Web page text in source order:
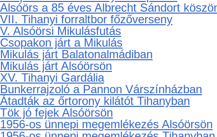
Advent negyedik gyertyája Alsóörsön
Advent negyedik vasárnapja
Falukarácsony Csopakon
Karácsonyfa díszítés Alsóörsön
Szépkorúak karácsonya Csopakon
Alsóörs a 85 éves Albrecht Sándort
VII. Tihanyi forraltbor főzőverseny
V. Alsóörsi Mikulásfutás
Csopakon járt a Mikulás
Mikulás járt Balatonalmádiban
Mikulás járt Alsóörsön
XV. Tihanyi Gardália